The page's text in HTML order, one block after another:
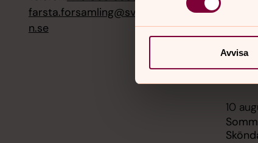
Avvisa
farsta.forsamling@svenskakyrka
n.se
9
10